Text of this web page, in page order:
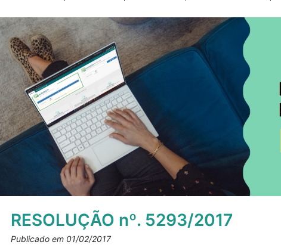
RESOLUÇÃO nº. 5293/2017
Publicado em 01/02/2017